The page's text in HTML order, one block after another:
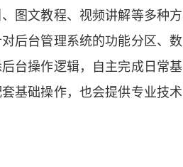
图文教程、视频讲解等多种方
后台管理系统的功能分区、数
台操作逻辑，自主完成日常基
基础操作，也会提供专业技术